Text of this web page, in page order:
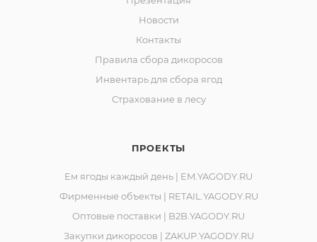
Новости
Контакты
Правила сбора дикоросов
Инвентарь для сбора ягод
Страхование в лесу
ПРОЕКТЫ
Ем ягоды каждый день | EM.YAGODY.RU
Фирменные объекты | RETAIL.YAGODY.RU
Оптовые поставки | B2B.YAGODY.RU
Закупки дикоросов | ZAKUP.YAGODY.RU